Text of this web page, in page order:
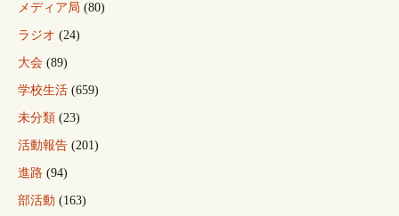
メディア局 (80)
ラジオ (24)
大会 (89)
学校生活 (659)
未分類 (23)
活動報告 (201)
進路 (94)
部活動 (163)